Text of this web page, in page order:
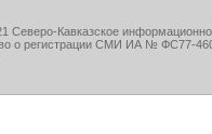
Северо-Кавказское
о регистрации СМИ ИА № ФС77-